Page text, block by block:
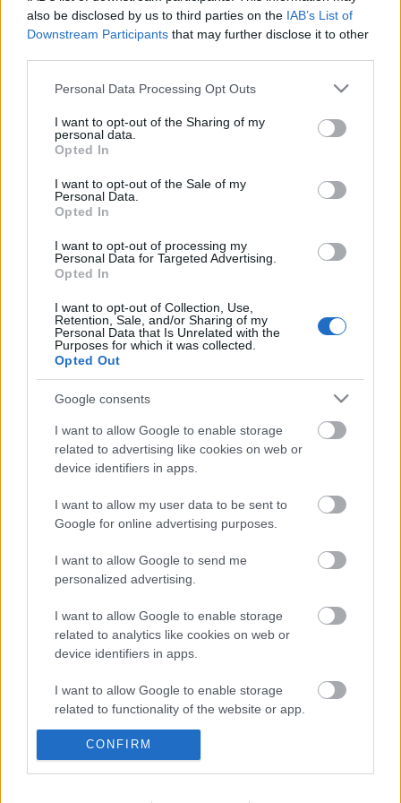
also be disclosed by us to third parties on the IAB’s List of
Downstream Participants that may further disclose it to other
Please note that this website/app uses one or more Google
not limited to your visit or usage behaviour. You may click to
grant or deny consent to Google and its third-party tags to
use your data for below specified purposes in below Google
consent section.
Personal Data Processing Opt Outs
I want to opt-out of the Sharing of my
personal data.
Opted In
I want to opt-out of the Sale of my
Personal Data.
Opted In
I want to opt-out of processing my
Personal Data for Targeted Advertising.
Opted In
I want to opt-out of Collection, Use,
Retention, Sale, and/or Sharing of my
Personal Data that Is Unrelated with the
Purposes for which it was collected.
Opted Out
Google consents
I want to allow Google to enable storage
related to advertising like cookies on web or
device identifiers in apps.
I want to allow my user data to be sent to
Google for online advertising purposes.
I want to allow Google to send me
personalized advertising.
I want to allow Google to enable storage
related to analytics like cookies on web or
device identifiers in apps.
I want to allow Google to enable storage
related to functionality of the website or app.
I want to allow Google to enable storage
related to personalization.
CONFIRM
A kérdésem csak annyi lenne: Mit tehettem
volna akkor, ha egy esetleges ellenőrzés
során veszem észre, hogy nincs a
bérletemet ugyanis utólagosan csak akkor
mutathatom be, ha az a büntetés előtti nap
is érvényes volt. Mivel a bérletet attól a
naptól érvényes, így az azt megelőző napon
hasonló módon jár mint én, de az előző havi
bérletét nem őrizte meg? Hogyan
bizonyítom be, hogy a bérletet nem a
előző havi bérletemet nem tartottam meg?
A Szabályzati hiányosság miatt fizessek
3000 forint helyett 12000 forintot?
Várom megtisztelő válaszukat!
Címkék:budapest bkv bérlet bemutatás észrevétel
Ajánlott bejegyzések:
Miért jár másfelé a busz?